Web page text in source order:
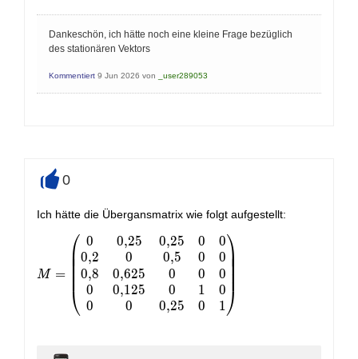
Dankeschön, ich hätte noch eine kleine Frage bezüglich
des stationären Vektors
Kommentiert 9 Jun 2026 von _user289053
0
Ich hätte die Übergansmatrix wie folgt aufgestellt:
M = \begin{pmatrix} 0 & 0,25 & 0,25 & 0 & 0 \\
M =
⎝
⎜
⎜
⎜
⎜
⎜
⎛ 0
0,2
0,8
0
0
0,25
0
0,625
0,125
0
0,25
0,5
0
0
0,25
0
0
0
1
0
0
0
0
0
1⎠⎟⎟⎟⎟⎟
⎞